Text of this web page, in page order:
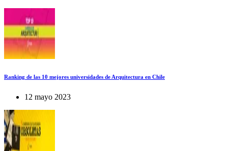
Ranking de las 10 mejores universidades de Arquitectura en Chile
12 mayo 2023